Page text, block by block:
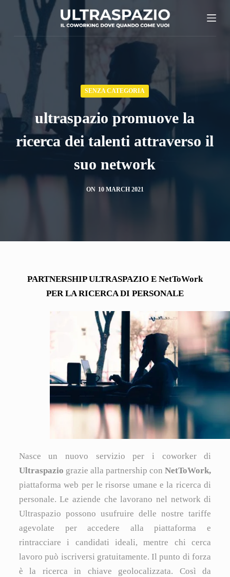
o
SENZA CATEGORIA
ultraspazio promuove la
ricerca dei talenti attraverso il
suo network
ON 10 MARCH 2021
PARTNERSHIP ULTRASPAZIO E NetToWork
PER LA RICERCA DI PERSONALE
Nasce un nuovo servizio per i coworker di
Ultraspazio grazie alla partnership conNetToWork,
piattaforma web per le risorse umane e la ricerca di
personale. Le aziende che lavorano nel network di
Ultraspazio possono usufruire delle nostre tariffe
agevolate per accedere alla piattaforma e
rintracciare i candidati ideali, mentre chi cerca
lavoro può iscriversi gratuitamente. Il punto di forza
è la ricerca in chiave geolocalizzata. Così da